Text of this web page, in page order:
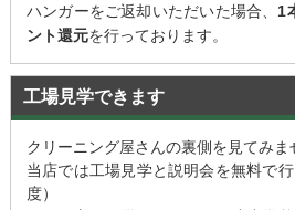
ハンガーをご返却いただいた場合、 1
ント還元を行っております。
工場見学できます
クリーニング屋さんの裏側を見てみま
当店では工場見学と説明会を無料で
度）